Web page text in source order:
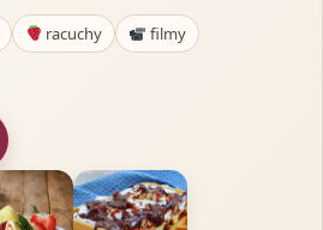
racuchy
filmy